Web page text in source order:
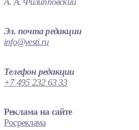
Эл. почта редакции
info@vesti.ru
Телефон редакции
+7 495 232 63 33
Реклама на сайте
Росреклама